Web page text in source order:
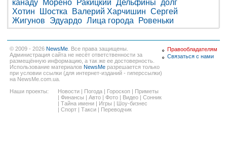
канаду
Морено Ракицкий Дельфины
долг
Хотин
Шостка Валерий Харчишин Сергей
Жигунов
Эдуардо Лица города Ровеньки
© 2009 - 2026 NewsMe . Все права защищены.
Администрация сайта не несёт ответственности за
размещённую информацию, а так же ее достоверность.
Использование материалов NewsMe разрешается только
при условии ссылки (для интернет-изданий - гиперссылки)
на NewsMe.com.ua.
Наши проекты:
Новости | Погода | Гороскоп | Приметы
| Финансы | Авто | Фото | Видео | Сонник
| Тайна имени | Игры | Шоу-бизнес
| Спорт | Такси | Переводчик
Правообладателям
Связаться с нами